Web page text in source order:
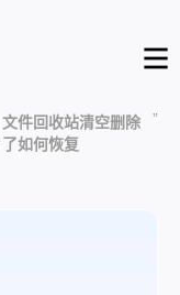
文件回收站清空删除
了如何恢复
”